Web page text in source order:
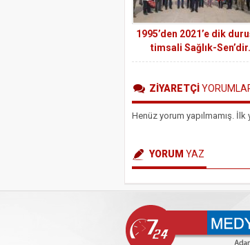
KALİK
1995’den 2021’e dik
timsali Sağlık-Sen’dir.
ZİYARETÇİ
Henüz yorum yapılmamış. İlk
YORUM YAZ